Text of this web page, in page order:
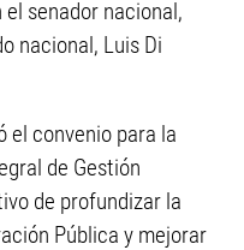
senador nacional,
nacional, Luis Di
el convenio para la
de Gestión
de profundizar la
Pública y mejorar